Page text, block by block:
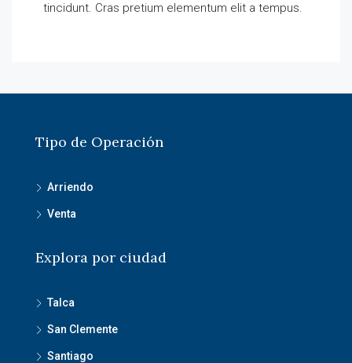
tincidunt. Cras pretium elementum elit a tempus.
Tipo de Operación
Arriendo
Venta
Explora por ciudad
Talca
San Clemente
Santiago